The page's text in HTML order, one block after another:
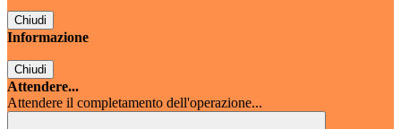
Chiudi
Informazione
Chiudi
Attendere...
Attendere il completamento dell'operazione...